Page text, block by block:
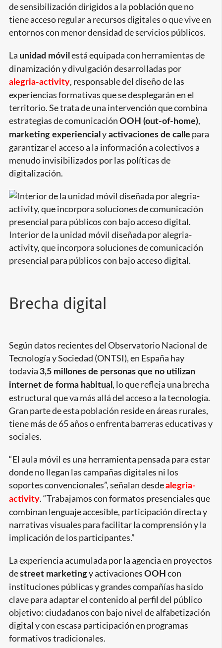
de sensibilización dirigidos a la población que no
tiene acceso regular a recursos digitales o que vive en
entornos con menor densidad de servicios públicos.
La unidad móvil está equipada con herramientas de
dinamización y divulgación desarrolladas por
alegria-activity, responsable del diseño de las
experiencias formativas que se desplegarán en el
territorio. Se trata de una intervención que combina
estrategias de comunicación OOH (out-of-home),
marketing experiencial yactivaciones de calle para
garantizar el acceso a la información a colectivos a
menudo invisibilizados por las políticas de
digitalización.
Interior de la unidad móvil diseñada por alegria-
activity, que incorpora soluciones de comunicación
presencial para públicos con bajo acceso digital.
Brecha digital
Según datos recientes del Observatorio Nacional de
Tecnología y Sociedad (ONTSI), en España hay
todavía 3,5 millones de personas que no utilizan
internet de forma habitual , lo que refleja una brecha
estructural que va más allá del acceso a la tecnología.
Gran parte de esta población reside en áreas rurales,
tiene más de 65 años o enfrenta barreras educativas y
sociales.
“El aula móvil es una herramienta pensada para estar
donde no llegan las campañas digitales ni los
soportes convencionales”, señalan desdealegria-
activity. “Trabajamos con formatos presenciales que
combinan lenguaje accesible, participación directa y
narrativas visuales para facilitar la comprensión y la
implicación de los participantes.”
La experiencia acumulada por la agencia en proyectos
destreet marketingy activaciones OOH con
instituciones públicas y grandes compañías ha sido
clave para adaptar el contenido al perfil del público
objetivo: ciudadanos con bajo nivel de alfabetización
digital y con escasa participación en programas
formativos tradicionales.